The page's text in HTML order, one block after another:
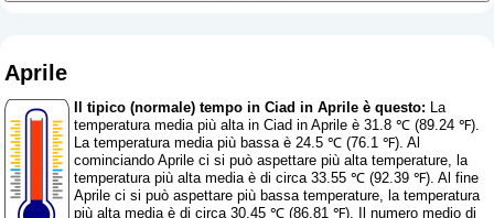
Aprile
Il tipico (normale) tempo in Ciad in Aprile è questo: La
temperatura media più alta in Ciad in Aprile è 31.8 ℃ (89.24 ℉).
La temperatura media più bassa è 24.5 ℃ (76.1 ℉). Al
cominciando Aprile ci si può aspettare più alta temperature, la
temperatura più alta media è di circa 33.55 ℃ (92.39 ℉). Al fine
Aprile ci si può aspettare più bassa temperature, la temperatura
più alta media è di circa 30.45 ℃ (86.81 ℉). Il numero medio di